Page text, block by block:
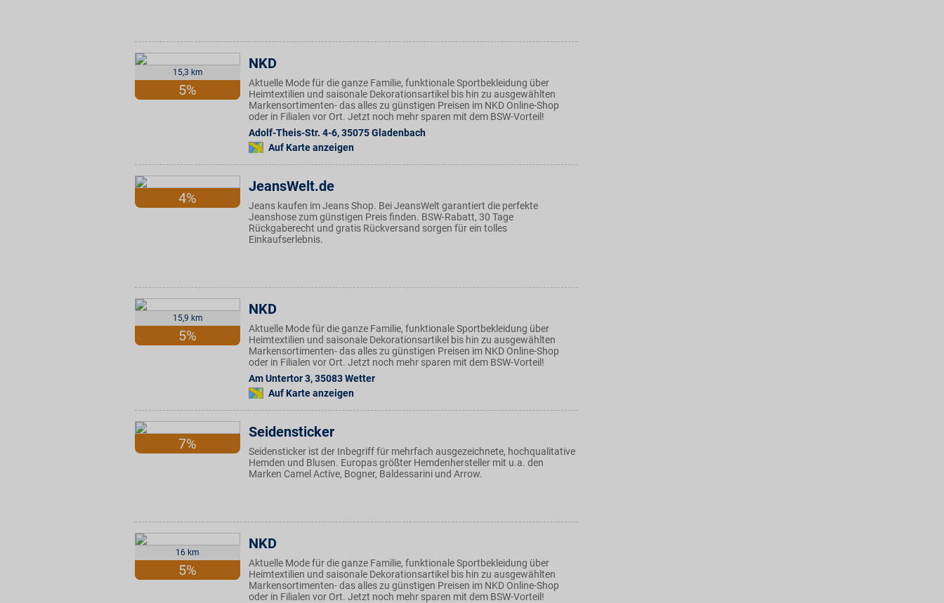
15,3 km
5%
NKD
Aktuelle Mode für die ganze Familie, funktionale Sportbekleidung über
Heimtextilien und saisonale Dekorationsartikel bis hin zu ausgewählten
Markensortimenten- das alles zu günstigen Preisen im NKD Online-Shop
oder in Filialen vor Ort. Jetzt noch mehr sparen mit dem BSW-Vorteil!
Adolf-Theis-Str. 4-6,35075Gladenbach
Auf Karte anzeigen
4%
JeansWelt.de
Jeans kaufen im Jeans Shop. Bei JeansWelt garantiert die perfekte
Jeanshose zum günstigen Preis finden. BSW-Rabatt, 30 Tage
Rückgaberecht und gratis Rückversand sorgen für ein tolles
Einkaufserlebnis.
15,9 km
5%
NKD
Aktuelle Mode für die ganze Familie, funktionale Sportbekleidung über
Heimtextilien und saisonale Dekorationsartikel bis hin zu ausgewählten
Markensortimenten- das alles zu günstigen Preisen im NKD Online-Shop
oder in Filialen vor Ort. Jetzt noch mehr sparen mit dem BSW-Vorteil!
Am Untertor 3,35083Wetter
Auf Karte anzeigen
7%
Seidensticker
Seidensticker ist der Inbegriff für mehrfach ausgezeichnete, hochqualitative
Hemden und Blusen. Europas größter Hemdenhersteller mit u.a. den
Marken Camel Active, Bogner, Baldessarini und Arrow.
16 km
5%
NKD
Aktuelle Mode für die ganze Familie, funktionale Sportbekleidung über
Heimtextilien und saisonale Dekorationsartikel bis hin zu ausgewählten
Markensortimenten- das alles zu günstigen Preisen im NKD Online-Shop
oder in Filialen vor Ort. Jetzt noch mehr sparen mit dem BSW-Vorteil!